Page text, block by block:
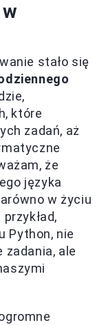
stało się
które
zadań, aż
że
języka
w życiu
Python, nie
ale